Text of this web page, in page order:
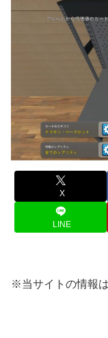
X
LINE
※当サイトの情報